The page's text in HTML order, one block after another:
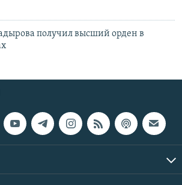
получил высший орден в